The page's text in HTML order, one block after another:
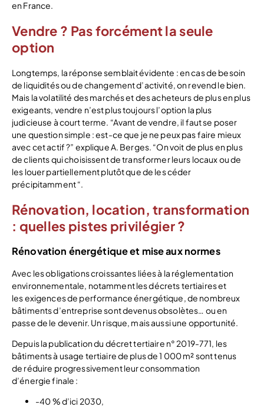
en France.
Vendre ? Pas forcément la seule
option
Longtemps, la réponse semblait évidente : en cas de besoin
de liquidités ou de changement d’activité, on revend le bien.
Mais la volatilité des marchés et des acheteurs de plus en plus
exigeants, vendre n’est plus toujours l’option la plus
judicieuse à court terme. “Avant de vendre, il faut se poser
une question simple : est-ce que je ne peux pas faire mieux
avec cet actif ?” explique A. Berges. “On voit de plus en plus
de clients qui choisissent de transformer leurs locaux ou de
les louer partiellement plutôt que de les céder
précipitamment “.
Rénovation, location, transformation
: quelles pistes privilégier ?
Rénovation énergétique et mise aux normes
Avec les obligations croissantes liées à la réglementation
environnementale, notamment les décrets tertiaires et
les exigences de performance énergétique, de nombreux
bâtiments d’entreprise sont devenus obsolètes… ou en
passe de le devenir. Un risque, mais aussi une opportunité.
Depuis la publication du décret tertiaire n° 2019-771, les
bâtiments à usage tertiaire de plus de 1 000 m² sont tenus
de réduire progressivement leur consommation
d’énergie finale :
-40 % d’ici 2030,